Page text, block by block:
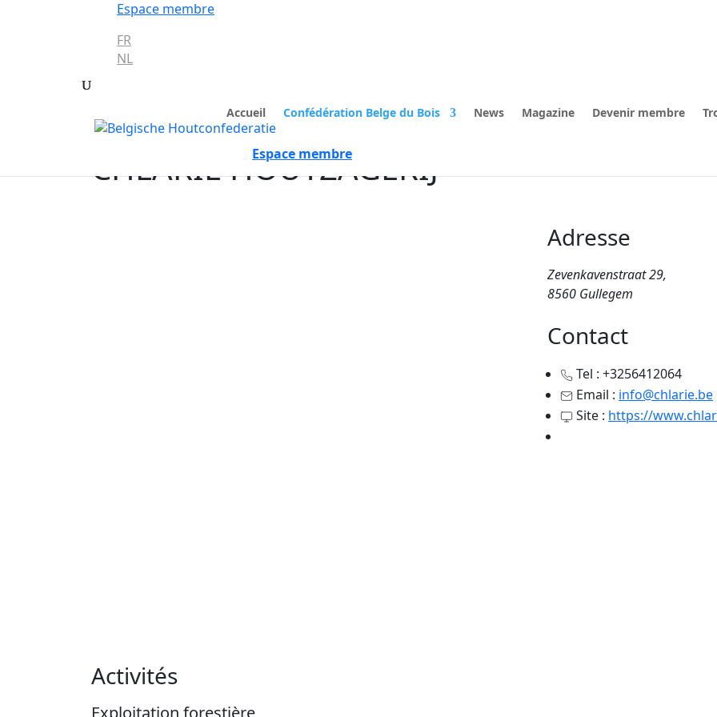
Espace membre
FR
NL
Accueil Confédération Belge du Bois News Magazine Devenir membre
Espace membre
CHLARIE HOUTZAGERIJ
Adresse
Zevenkavenstraat 29,
8560 Gullegem
Contact
Tel : +3256412064
Email : info@chlarie.be
Site : https://
Activités
Exploitation forestière